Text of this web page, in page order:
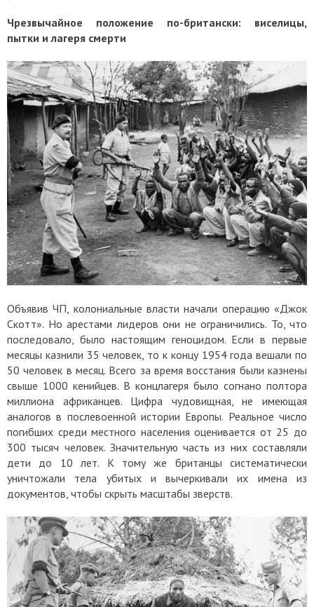
Чрезвычайное положение по-британски: виселицы,
пытки и лагеря смерти
Объявив ЧП, колониальные власти начали операцию «Джок
Скотт». Но арестами лидеров они не ограничились. То, что
последовало, было настоящим геноцидом. Если в первые
месяцы казнили 35 человек, то к концу 1954 года вешали по
50 человек в месяц. Всего за время восстания были казнены
свыше 1000 кенийцев. В концлагеря было согнано полтора
миллиона африканцев. Цифра чудовищная, не имеющая
аналогов в послевоенной истории Европы. Реальное число
погибших среди местного населения оценивается от 25 до
300 тысяч человек. Значительную часть из них составляли
дети до 10 лет. К тому же британцы систематически
уничтожали тела убитых и вычеркивали их имена из
документов, чтобы скрыть масштабы зверств.